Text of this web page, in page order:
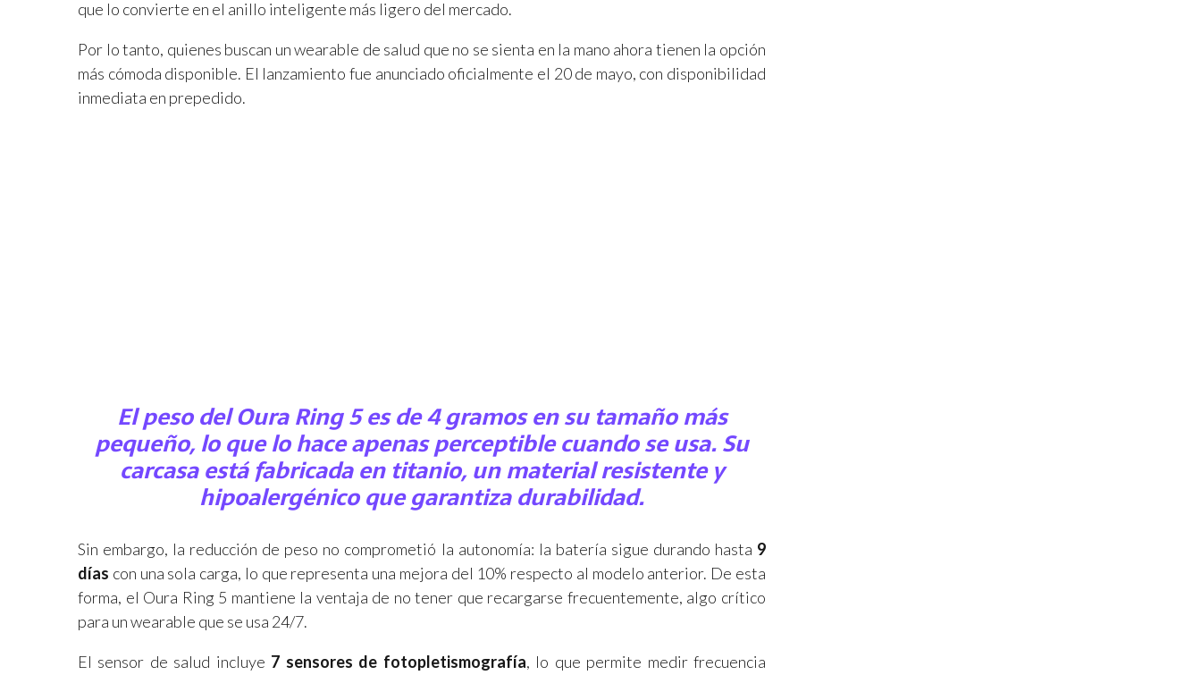
que lo convierte en el anillo inteligente más ligero del mercado.
Por lo tanto, quienes buscan un wearable de salud que no se sienta en la mano ahora tienen la opción
más cómoda disponible. El lanzamiento fue anunciado oficialmente el 20 de mayo, con disponibilidad
inmediata en prepedido.
El peso delOura Ring 5es de4 gramosen su tamaño más
pequeño, lo que lo hace apenas perceptible cuando se usa. Su
carcasa está fabricada en titanio, un material resistente y
hipoalergénico que garantiza durabilidad.
Sin embargo, la reducción de peso no comprometió la autonomía: la batería sigue durando hasta 9
días con una sola carga, lo que representa una mejora del 10% respecto al modelo anterior. De esta
forma, el Oura Ring 5 mantiene la ventaja de no tener que recargarse frecuentemente, algo crítico
para un wearable que se usa 24/7.
El sensor de salud incluye 7 sensores de fotopletismografía, lo que permite medir frecuencia